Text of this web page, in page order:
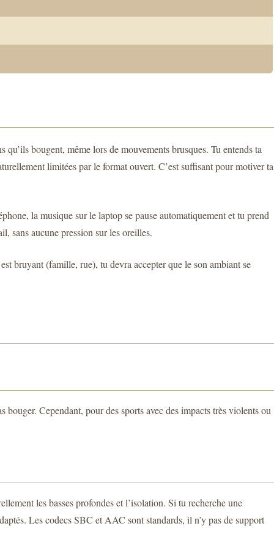
bougent, même lors de mouvements brusques. Tu entends ta
limitées par le format ouvert. C’est suffisant pour motiver ta
la musique sur le laptop se pause automatiquement et tu prend
sans aucune pression sur les oreilles.
bruyant (famille, rue), tu devra accepter que le son ambiant se
Cependant, pour des sports avec des impacts très violents ou
les basses profondes et l’isolation. Si tu recherche une
Les codecs SBC et AAC sont standards, il n’y pas de support